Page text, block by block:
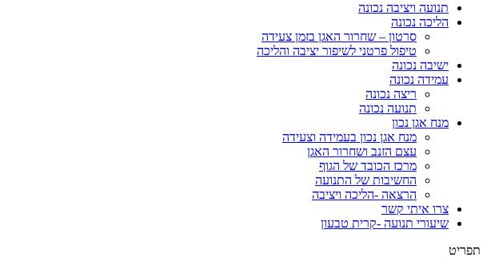
תנועה ויציבה נכונה
הליכה נכונה
סרטון – שחרור האגן בזמן צעידה
טיפול פרטני לשיפור יציבה והליכה
ישיבה נכונה
עמידה נכונה
ריצה נכונה
תנועה נכונה
מנח אגן נכון
מנח אגן נכון בעמידה וצעידה
עצם הזנב ושחרור האגן
מרכז הכובד של הגוף
החשיבות של התנועה
הרצאה -הליכה ויציבה
צרו איתי קשר
שיעורי תנועה -קרית טבעון
תפריט